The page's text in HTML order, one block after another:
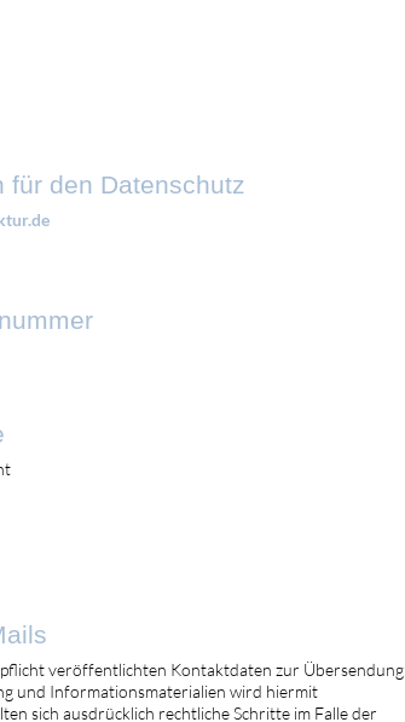
für den Datenschutz
veröffentlichten Kontaktdaten zur Übersendung
und Informationsmaterialien wird hiermit
sich ausdrücklich rechtliche Schritte im Falle der